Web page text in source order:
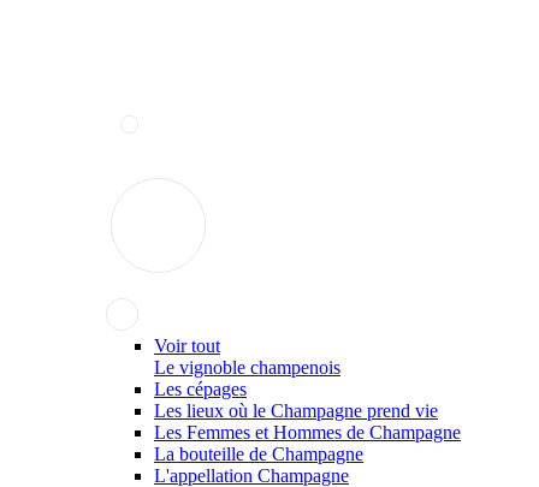
Voir tout
Le vignoble champenois
Les cépages
Les lieux où le Champagne prend vie
Les Femmes et Hommes de Champagne
La bouteille de Champagne
L'appellation Champagne